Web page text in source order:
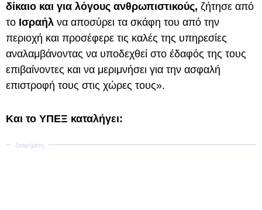
δίκαιο και για λόγους ανθρωπιστικούς, ζήτησε από
το Ισραήλ να αποσύρει τα σκάφη του από την
περιοχή και προσέφερε τις καλές της υπηρεσίες
αναλαμβάνοντας να υποδεχθεί στο έδαφός της τους
επιβαίνοντες και να μεριμνήσει για την ασφαλή
επιστροφή τους στις χώρες τους».
Και το ΥΠΕΞ καταλήγει: